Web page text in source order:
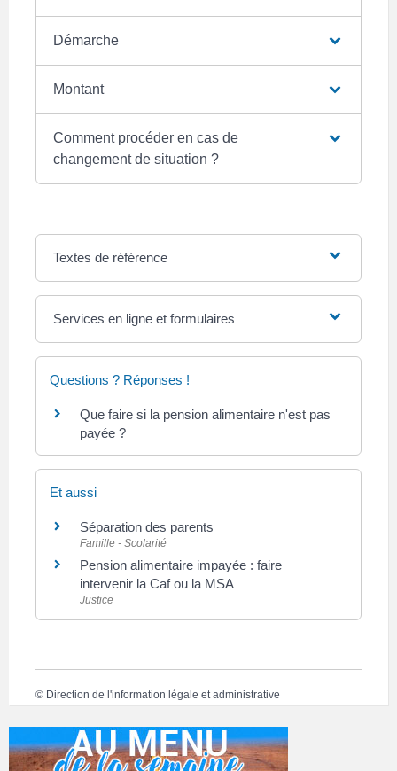
Démarche
Montant
Comment procéder en cas de
changement de situation ?
Textes de référence
Services en ligne et formulaires
Questions ? Réponses !
Que faire si la pension alimentaire n'est pas
payée ?
Et aussi
Séparation des parents
Famille - Scolarité
Pension alimentaire impayée : faire
intervenir la Caf ou la MSA
Justice
© Direction de l'information légale et administrative